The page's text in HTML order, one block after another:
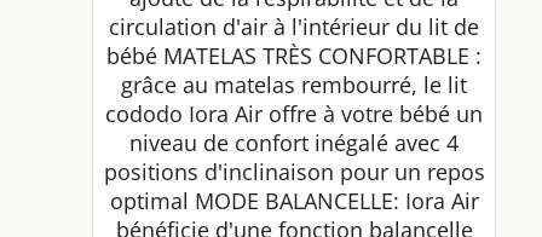
circulation d'air à l'intérieur du lit de
bébé MATELAS TRÈS CONFORTABLE :
grâce au matelas rembourré, le lit
cododo Iora Air offre à votre bébé un
niveau de confort inégalé avec 4
positions d'inclinaison pour un repos
optimal MODE BALANCELLE: Iora Air
bénéficie d'une fonction balancelle